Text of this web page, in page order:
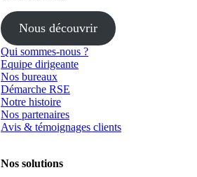
Nous découvrir
Qui sommes-nous ?
Equipe dirigeante
Nos bureaux
Démarche RSE
Notre histoire
Nos partenaires
Avis & témoignages clients
Nos solutions